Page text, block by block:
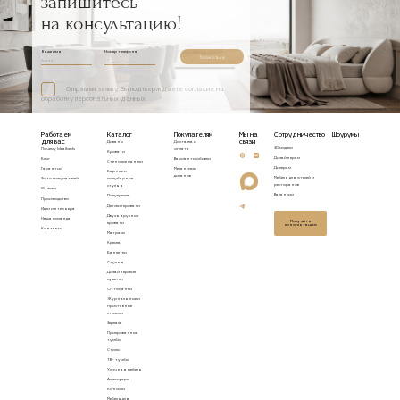
на консультацию!
Ваше имя Номер телефона
Записаться
Отправляя заявку, Вы подтверждаете согласие на
обработку персональных данных
Работаем
для вас
Почему Idealbeds
Блог
Гарантии
Фото покупателей
Отзывы
Производство
Идеи интерьера
Наша команда
Контакты
Каталог
Диваны
Кровати
Стеновые панели
Барные и
полубарные
стулья
Полукресла
Детские кровати
Двухъярусные
кровати
Матрасы
Кресла
Банкетки
Стулья
Дизайнерские
кушетки
Оттоманки
Журнальные и
приставные
столики
Зеркала
Прикроватные
тумбы
Столы
ТВ - тумбы
Уличная мебель
Аксессуары
Консоли
Покупателям
Доставка и
оплата
Варианты обивки
Механизмы
диванов
Мы на
связи
Сотрудничество
3D модели
Дизайнерам
Дилерам
Мебель для отелей и
ресторанов
Вакансии
Получить
консультацию
Шоурумы